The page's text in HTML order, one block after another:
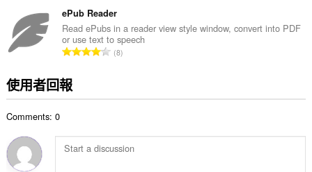
的
總
次
數
ePub Reader
Read ePubs in a reader view style window, convert into PDF
or use text to speech
評
:
8
使用者回報
Comments: 0